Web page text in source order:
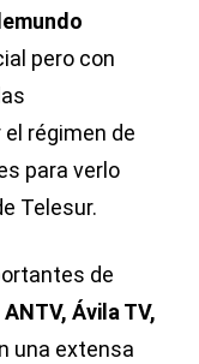
pero con
régimen de
para verlo
Telesur.
de
Ávila TV,
una extensa